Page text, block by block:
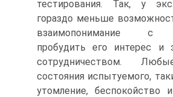
тестирования. Так, у
гораздо меньше
взаимопонимание с
пробудить его интерес и
сотрудничеством.
состояния испытуемого,
утомление, беспокойство